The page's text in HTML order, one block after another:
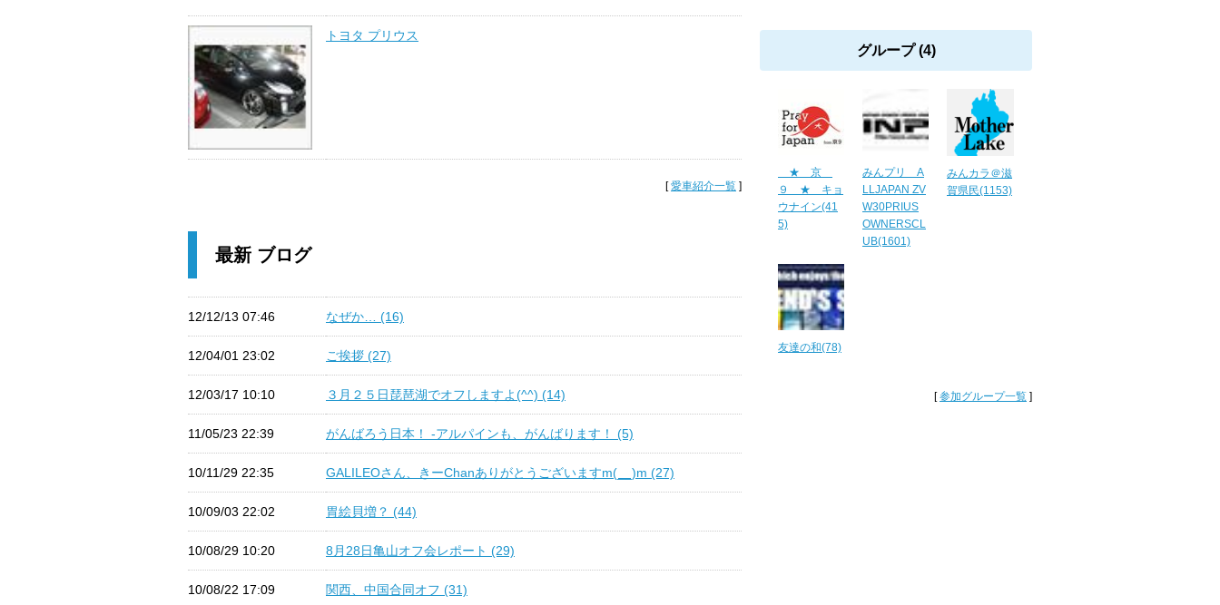
グループ (4)
★ 京
９ ★ キョ
ウナイン(41
5)
みんプリ A
LLJAPAN ZV
W30PRIUS
OWNERSCL
UB(1601)
みんカラ＠滋
賀県民(1153)
友達の和(78)
[参加グループ一覧 ]
トヨタ プリウス
[愛車紹介一覧 ]
最新 ブログ
12/12/13 07:46 なぜか… (16)
12/04/01 23:02 ご挨拶 (27)
12/03/17 10:10 ３月２５日琵琶湖でオフしますよ(^^) (14)
11/05/23 22:39 がんばろう日本！ -アルパインも、がんばります！ (5)
10/11/29 22:35 GALILEOさん、きーChanありがとうございますm(__)m (27)
10/09/03 22:02 胃絵貝増？ (44)
10/08/29 10:20 8月28日亀山オフ会レポート (29)
10/08/22 17:09 関西、中国合同オフ (31)